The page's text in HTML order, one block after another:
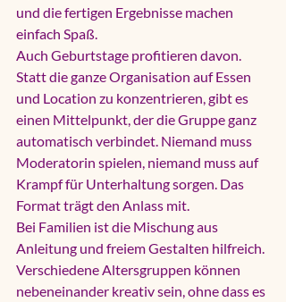
und die fertigen Ergebnisse machen
einfach Spaß.
Auch Geburtstage profitieren davon.
Statt die ganze Organisation auf Essen
und Location zu konzentrieren, gibt es
einen Mittelpunkt, der die Gruppe ganz
automatisch verbindet. Niemand muss
Moderatorin spielen, niemand muss auf
Krampf für Unterhaltung sorgen. Das
Format trägt den Anlass mit.
Bei Familien ist die Mischung aus
Anleitung und freiem Gestalten hilfreich.
Verschiedene Altersgruppen können
nebeneinander kreativ sein, ohne dass es